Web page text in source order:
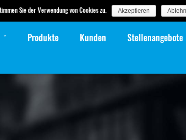
Produkte Kunden Stellenangebote
»Im Grunde
Sie der Verwendung von Cookies zu. Akzeptieren